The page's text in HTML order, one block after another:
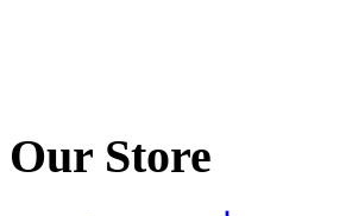
Our Store